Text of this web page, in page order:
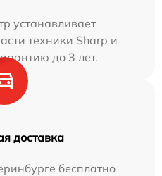
устанавливает
техники Sharp и
до 3 лет.
доставка
бесплатно